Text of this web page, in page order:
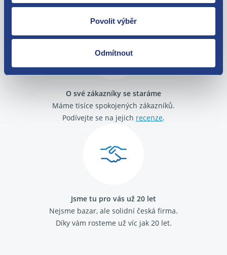
Povolit výběr
Odmítnout
O své zákazníky se staráme
Máme tisíce spokojených zákazníků.
Podívejte se na jejich recenze.
Jsme tu pro vás už 20 let
Nejsme bazar, ale solidní česká firma.
Díky vám rosteme už víc jak 20 let.